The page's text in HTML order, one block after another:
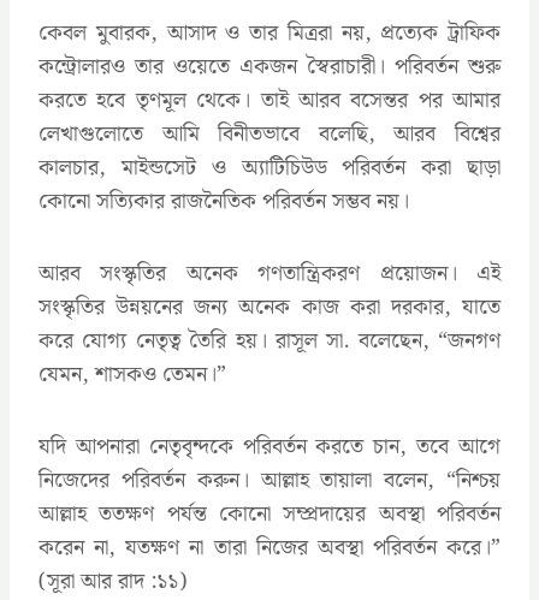
কেবল মুবারক, আসাদ ও তার মিত্ররা নয়, প্রত্যেক ট্রাফিক
কন্ট্রোলারও তার ওয়েতে একজন স্বৈরাচারী। পরিবর্তন শুরু
করতে হবে তৃণমূল থেকে। তাই আরব বসেন্তর পর আমার
লেখাগুলোতে আমি বিনীতভাবে বলেছি, আরব বিশ্বের
কালচার, মাইন্ডসেট ও অ্যাটিচিউড পরিবর্তন করা ছাড়া
কোনো সত্যিকার রাজনৈতিক পরিবর্তন সম্ভব নয়।
আরব সংস্কৃতির অনেক গণতান্ত্রিকরণ প্রয়োজন। এই
সংস্কৃতির উন্নয়নের জন্য অনেক কাজ করা দরকার, যাতে
করে যোগ্য নেতৃত্ব তৈরি হয়। রাসূল সা. বলেছেন, “জনগণ
যেমন, শাসকও তেমন।”
যদি আপনারা নেতৃবৃন্দকে পরিবর্তন করতে চান, তবে আগে
নিজেদের পরিবর্তন করুন। আল্লাহ তায়ালা বলেন, “নিশ্চয়
আল্লাহ ততক্ষণ পর্যন্ত কোনো সম্প্রদায়ের অবস্থা পরিবর্তন
করেন না, যতক্ষণ না তারা নিজের অবস্থা পরিবর্তন করে।”
(সূরা আর রাদ :১১)